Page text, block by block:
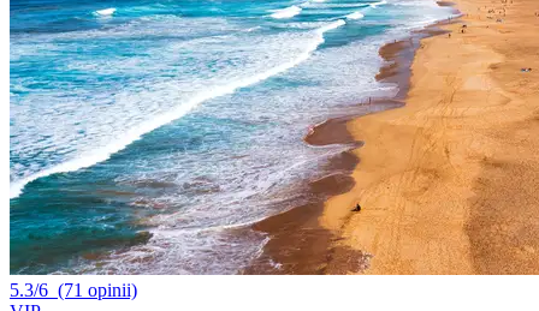
5.3/6 (71 opinii)